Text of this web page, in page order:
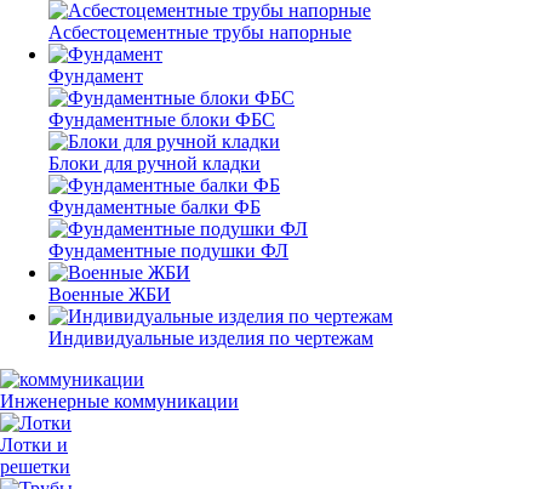
Асбестоцементные трубы напорные
Фундамент
Фундаментные блоки ФБС
Блоки для ручной кладки
Фундаментные балки ФБ
Фундаментные подушки ФЛ
Военные ЖБИ
Индивидуальные изделия по чертежам
Инженерные коммуникации
Лотки и
решетки